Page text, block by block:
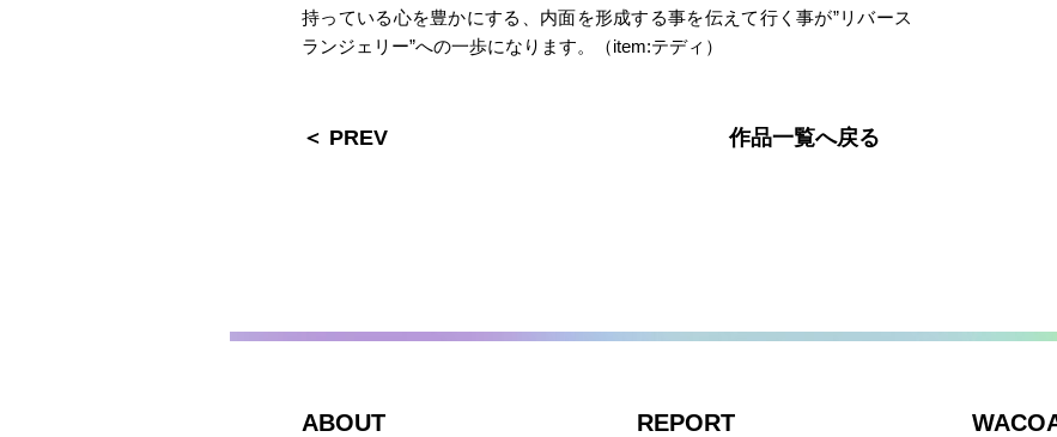
持っている心を豊かにする、内面を形成する事を伝えて行く事が”リバース
ランジェリー”への一歩になります。（item:テディ）
＜ PREV 作品一覧へ戻る
ABOUT REPORT